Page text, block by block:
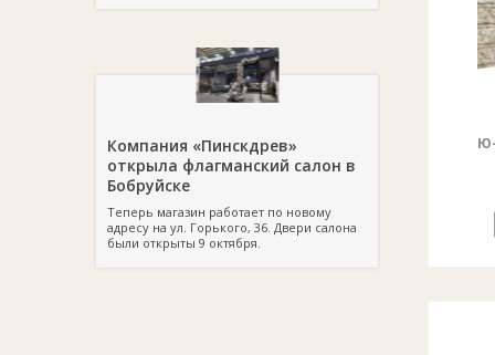
Компания «Пинскдрев»
открыла флагманский салон в
Бобруйске
Теперь магазин работает по новому
адресу на ул. Горького, 36. Двери салона
были открыты 9 октября.